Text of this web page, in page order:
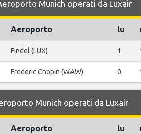
Munich operati da Luxair
Aeroporto lu
Findel (LUX) 1
Frederic Chopin (WAW) 0
Munich operati da Luxair
Aeroporto lu